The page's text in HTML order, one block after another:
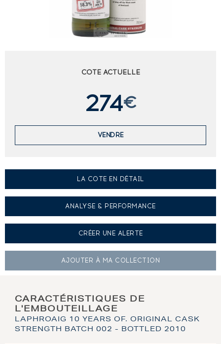
COTE ACTUELLE
274€
VENDRE
LA COTE EN DÉTAIL
ANALYSE & PERFORMANCE
CRÉER UNE ALERTE
AJOUTER À MA COLLECTION
CARACTÉRISTIQUES DE
L'EMBOUTEILLAGE
LAPHROAIG 10 YEARS OF. ORIGINAL CASK
STRENGTH BATCH 002 - BOTTLED 2010